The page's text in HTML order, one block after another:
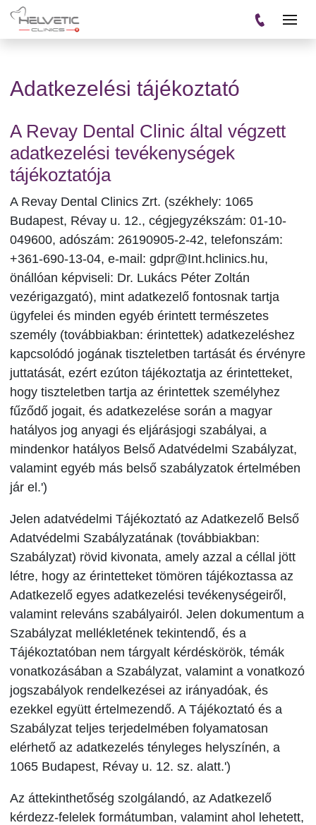
Adatkezelési tájékoztató
A Revay Dental Clinic által végzett
adatkezelési tevékenységek
tájékoztatója
A Revay Dental Clinics Zrt. (székhely: 1065
Budapest, Révay u. 12., cégjegyzékszám: 01-10-
049600, adószám: 26190905-2-42, telefonszám:
+361-690-13-04, e-mail: gdpr@Int.hclinics.hu,
önállóan képviseli: Dr. Lukács Péter Zoltán
vezérigazgató), mint adatkezelő fontosnak tartja
ügyfelei és minden egyéb érintett természetes
személy (továbbiakban: érintettek) adatkezeléshez
kapcsolódó jogának tiszteletben tartását és érvényre
juttatását, ezért ezúton tájékoztatja az érintetteket,
hogy tiszteletben tartja az érintettek személyhez
fűződő jogait, és adatkezelése során a magyar
hatályos jog anyagi és eljárásjogi szabályai, a
mindenkor hatályos Belső Adatvédelmi Szabályzat,
valamint egyéb más belső szabályzatok értelmében
jár el.')
Jelen adatvédelmi Tájékoztató az Adatkezelő Belső
Adatvédelmi Szabályzatának (továbbiakban:
Szabályzat) rövid kivonata, amely azzal a céllal jött
létre, hogy az érintetteket tömören tájékoztassa az
Adatkezelő egyes adatkezelési tevékenységeiről,
valamint releváns szabályairól. Jelen dokumentum a
Szabályzat mellékletének tekintendő, és a
Tájékoztatóban nem tárgyalt kérdéskörök, témák
vonatkozásában a Szabályzat, valamint a vonatkozó
jogszabályok rendelkezései az irányadóak, és
ezekkel együtt értelmezendő. A Tájékoztató és a
Szabályzat teljes terjedelmében folyamatosan
elérhető az adatkezelés tényleges helyszínén, a
1065 Budapest, Révay u. 12. sz. alatt.')
Az áttekinthetőség szolgálandó, az Adatkezelő
kérdezz-felelek formátumban, valamint ahol lehetett,